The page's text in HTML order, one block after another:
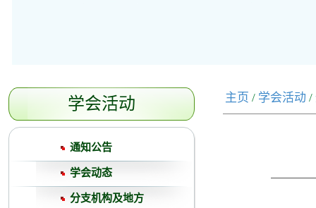
学会活动
通知公告
学会动态
分支机构及地方
主页 / 学会活动 /